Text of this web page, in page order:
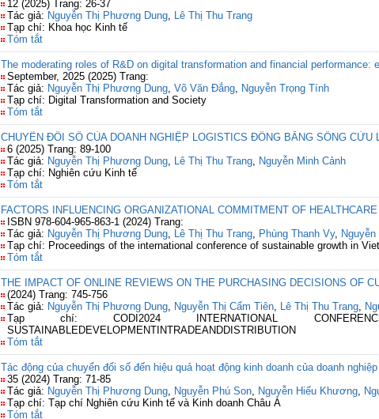
12 (2025) Trang: 26-37
Tác giả: Nguyễn Thị Phương Dung, Lê Thị Thu Trang
Tạp chí: Khoa học Kinh tế
Tóm tắt
The moderating roles of R&D on digital transformation and financial performance:
September, 2025 (2025) Trang:
Tác giả: Nguyễn Thị Phương Dung, Võ Văn Đắng, Nguyễn Trọng Tính
Tạp chí: Digital Transformation and Society
Tóm tắt
CHUYỂN ĐỔI SỐ CỦA DOANH NGHIỆP LOGISTICS ĐỒNG BẰNG SÔNG CỬU
6 (2025) Trang: 89-100
Tác giả: Nguyễn Thị Phương Dung, Lê Thị Thu Trang, Nguyễn Minh Cảnh
Tạp chí: Nghiên cứu Kinh tế
Tóm tắt
FACTORS INFLUENCING ORGANIZATIONAL COMMITMENT OF
ISBN 978-604-965-863-1 (2024) Trang:
Tác giả: Nguyễn Thị Phương Dung, Lê Thị Thu Trang, Phùng Thanh Vy,
Tạp chí: Proceedings of the international conference of sustainable growth in
Tóm tắt
THE IMPACT OF ONLINE REVIEWS ON THE PURCHASING DECISIONS OF
(2024) Trang: 745-756
Tác giả: Nguyễn Thị Phương Dung, Nguyễn Thị Cẩm Tiên, Lê Thị Thu Trang,
Tạp chí: CODI2024 INTERNATIONAL
SUSTAINABLEDEVELOPMENTINTRADEANDDISTRIBUTION
Tóm tắt
Tác động của chuyển đổi số đến hiệu quả hoạt động kinh doanh của doanh
35 (2024) Trang: 71-85
Tác giả: Nguyễn Thị Phương Dung, Nguyễn Phú Son, Nguyễn Hiếu Khương,
Tạp chí: Tạp chí Nghiên cứu Kinh tế và Kinh doanh Châu Á
Tóm tắt